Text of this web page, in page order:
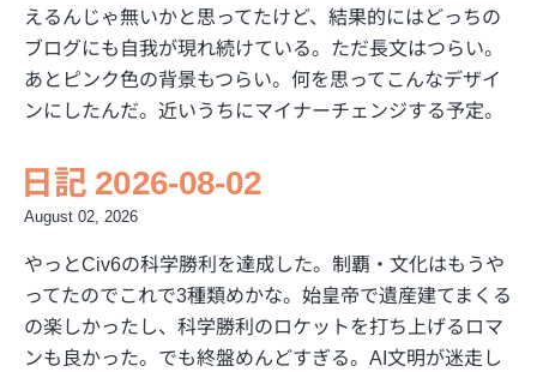
えるんじゃ無いかと思ってたけど、結果的にはどっちの
ブログにも自我が現れ続けている。ただ長文はつらい。
あとピンク色の背景もつらい。何を思ってこんなデザイ
ンにしたんだ。近いうちにマイナーチェンジする予定。
日記 2026-08-02
August 02, 2026
やっとCiv6の科学勝利を達成した。制覇・文化はもうや
ってたのでこれで3種類めかな。始皇帝で遺産建てまくる
の楽しかったし、科学勝利のロケットを打ち上げるロマ
ンも良かった。でも終盤めんどすぎる。AI文明が迷走し